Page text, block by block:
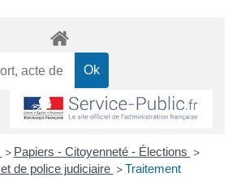
> Papiers - Citoyenneté - Élections >
de police judiciaire > Traitement